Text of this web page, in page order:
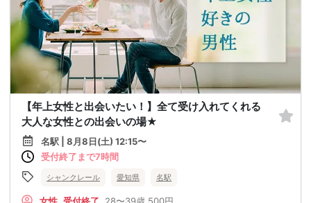
【年上女性と出会いたい！】全て受け入れてくれる
大人な女性との出会いの場★
名駅 | 8月8日(土) 12:15〜
受付終了まで7時間
シャンクレール 愛知県 名駅
女性 受付終了 28〜39歳 500円